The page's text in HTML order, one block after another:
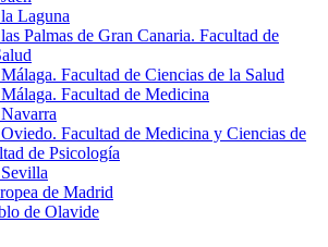
Laguna
Palmas de Gran Canaria. Facultad de
Facultad de Ciencias de la Salud
Facultad de Medicina
Facultad de Medicina y Ciencias de
de Psicología
de Madrid
de Olavide